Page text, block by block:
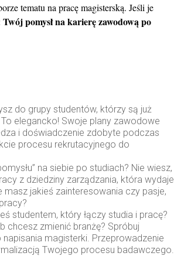
tematu na pracę magisterską. Jeśli je
Twój pomysł na karierę zawodową po
do grupy studentów, którzy są już
elegancko! Swoje plany zawodowe
i doświadczenie zdobyte podczas
procesu rekrutacyjnego do
na siebie po studiach? Nie wiesz,
z dziedziny zarządzania, która wydaje
masz jakieś zainteresowania czy pasje,
studentem, który łączy studia i pracę?
chcesz zmienić branżę? Spróbuj
magisterki. Przeprowadzenie
Twojego procesu badawczego.